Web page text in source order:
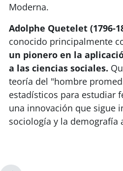
Moderna.
Adolphe Quetelet (1796-
conocido principalmente
un pionero en la
a las ciencias sociales.
teoría del "hombre
estadísticos para estudiar
una innovación que sigue
sociología y la demografía